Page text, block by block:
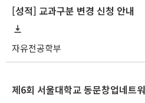
[성적] 교과구분 변경 신청 안내
자유전공학부
제6회 서울대학교 동문창업네트